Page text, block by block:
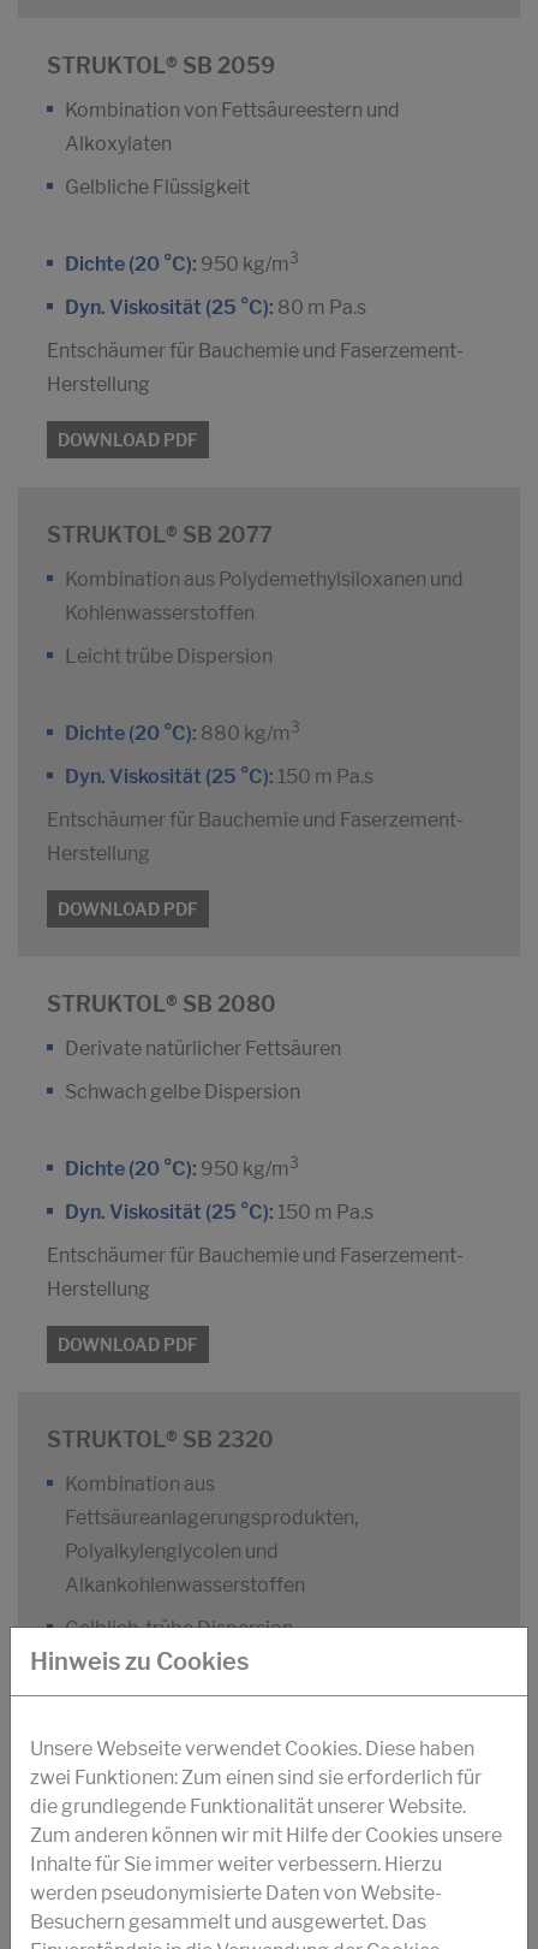
STRUKTOL® SB 2059
Kombination von Fettsäureestern und
Alkoxylaten
Gelbliche Flüssigkeit
Dichte (20 °C): 950 kg/m 3
Dyn. Viskosität (25 °C): 80 m Pa.s
Entschäumer für Bauchemie und Faserzement-
Herstellung
DOWNLOAD PDF
STRUKTOL® SB 2077
Kombination aus Polydemethylsiloxanen und
Kohlenwasserstoffen
Leicht trübe Dispersion
Dichte (20 °C): 880 kg/m 3
Dyn. Viskosität (25 °C): 150 m Pa.s
Entschäumer für Bauchemie und Faserzement-
Herstellung
DOWNLOAD PDF
STRUKTOL® SB 2080
Derivate natürlicher Fettsäuren
Schwach gelbe Dispersion
Dichte (20 °C): 950 kg/m 3
Dyn. Viskosität (25 °C): 150 m Pa.s
Entschäumer für Bauchemie und Faserzement-
Herstellung
DOWNLOAD PDF
STRUKTOL® SB 2320
Kombination aus
Fettsäureanlagerungsprodukten,
Polyalkylenglycolen und
Alkankohlenwasserstoffen
Gelblich, trübe Dispersion
3
Dyn. Viskosität (25 °C):120 m Pa.s
Entschäumer für Bauchemie und Faserzement-
Herstellung
DOWNLOAD PDF
Hinweis zu Cookies
Unsere Webseite verwendet Cookies. Diese haben
zwei Funktionen: Zum einen sind sie erforderlich für
die grundlegende Funktionalität unserer Website.
Zum anderen können wir mit Hilfe der Cookies unsere
Inhalte für Sie immer weiter verbessern. Hierzu
werden pseudonymisierte Daten von Website-
Besuchern gesammelt und ausgewertet. Das